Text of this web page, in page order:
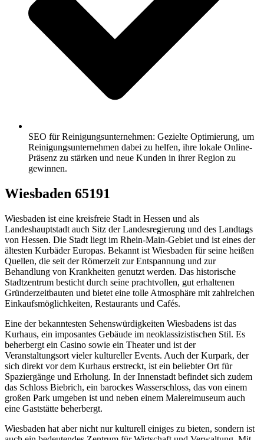
SEO für Reinigungsunternehmen: Gezielte Optimierung, um
Reinigungsunternehmen dabei zu helfen, ihre lokale Online-
Präsenz zu stärken und neue Kunden in ihrer Region zu
gewinnen.
Wiesbaden 65191
Wiesbaden ist eine kreisfreie Stadt in Hessen und als
Landeshauptstadt auch Sitz der Landesregierung und des Landtags
von Hessen. Die Stadt liegt im Rhein-Main-Gebiet und ist eines der
ältesten Kurbäder Europas. Bekannt ist Wiesbaden für seine heißen
Quellen, die seit der Römerzeit zur Entspannung und zur
Behandlung von Krankheiten genutzt werden. Das historische
Stadtzentrum besticht durch seine prachtvollen, gut erhaltenen
Gründerzeitbauten und bietet eine tolle Atmosphäre mit zahlreichen
Einkaufsmöglichkeiten, Restaurants und Cafés.
Eine der bekanntesten Sehenswürdigkeiten Wiesbadens ist das
Kurhaus, ein imposantes Gebäude im neoklassizistischen Stil. Es
beherbergt ein Casino sowie ein Theater und ist der
Veranstaltungsort vieler kultureller Events. Auch der Kurpark, der
sich direkt vor dem Kurhaus erstreckt, ist ein beliebter Ort für
Spaziergänge und Erholung. In der Innenstadt befindet sich zudem
das Schloss Biebrich, ein barockes Wasserschloss, das von einem
großen Park umgeben ist und neben einem Malereimuseum auch
eine Gaststätte beherbergt.
Wiesbaden hat aber nicht nur kulturell einiges zu bieten, sondern ist